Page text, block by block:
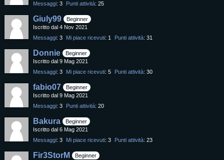
Messaggi 3 Punti attività 25
Giuly99
Beginner
Iscritto dal 4 Nov 2021
Messaggi 3 Mi piace ricevuti 1 Punti attività 31
Donnie
Beginner
Iscritto dal 9 Mag 2021
Messaggi 3 Mi piace ricevuti 5 Punti attività 30
fabio07
Beginner
Iscritto dal 9 Mag 2021
Messaggi 3 Punti attività 20
Bakura
Beginner
Iscritto dal 6 Mag 2021
Messaggi 3 Mi piace ricevuti 3 Punti attività 23
Fir3StorM
Beginner